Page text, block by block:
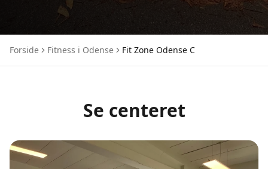
Forside Fitness i Odense Fit Zone Odense C
Se centeret